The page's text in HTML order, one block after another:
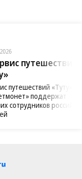
путешествий
путешествий «Туту»
поддержат
сотрудников